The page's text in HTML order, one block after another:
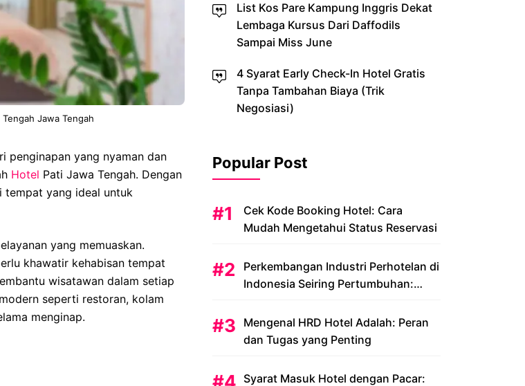
Jawa Tengah
penginapan yang nyaman dan
Hotel Pati Jawa Tengah. Dengan
tempat yang ideal untuk
yang memuaskan.
khawatir kehabisan tempat
wisatawan dalam setiap
seperti restoran, kolam
menginap.
List Kos Pare Kampung Inggris Dekat
Lembaga Kursus Dari Daffodils
Sampai Miss June
4 Syarat Early Check-In Hotel Gratis
Tanpa Tambahan Biaya (Trik
Negosiasi)
Popular Post
Cek Kode Booking Hotel: Cara
Mudah Mengetahui Status Reservasi
Perkembangan Industri Perhotelan di
Indonesia Seiring Pertumbuhan:
Mengenal HRD Hotel Adalah: Peran
dan Tugas yang Penting
Syarat Masuk Hotel dengan Pacar: